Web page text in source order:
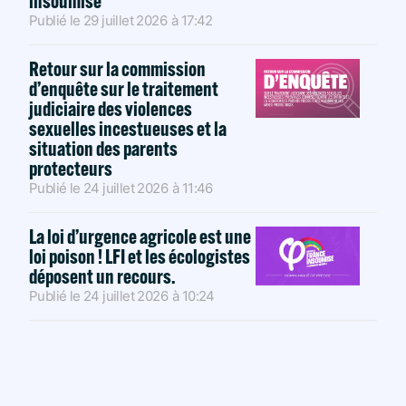
Publié le 29 juillet 2026 à 17:42
Retour sur la commission
d’enquête sur le traitement
judiciaire des violences
sexuelles incestueuses et la
situation des parents
protecteurs
Publié le 24 juillet 2026 à 11:46
La loi d’urgence agricole est une
loi poison ! LFI et les écologistes
déposent un recours.
Publié le 24 juillet 2026 à 10:24